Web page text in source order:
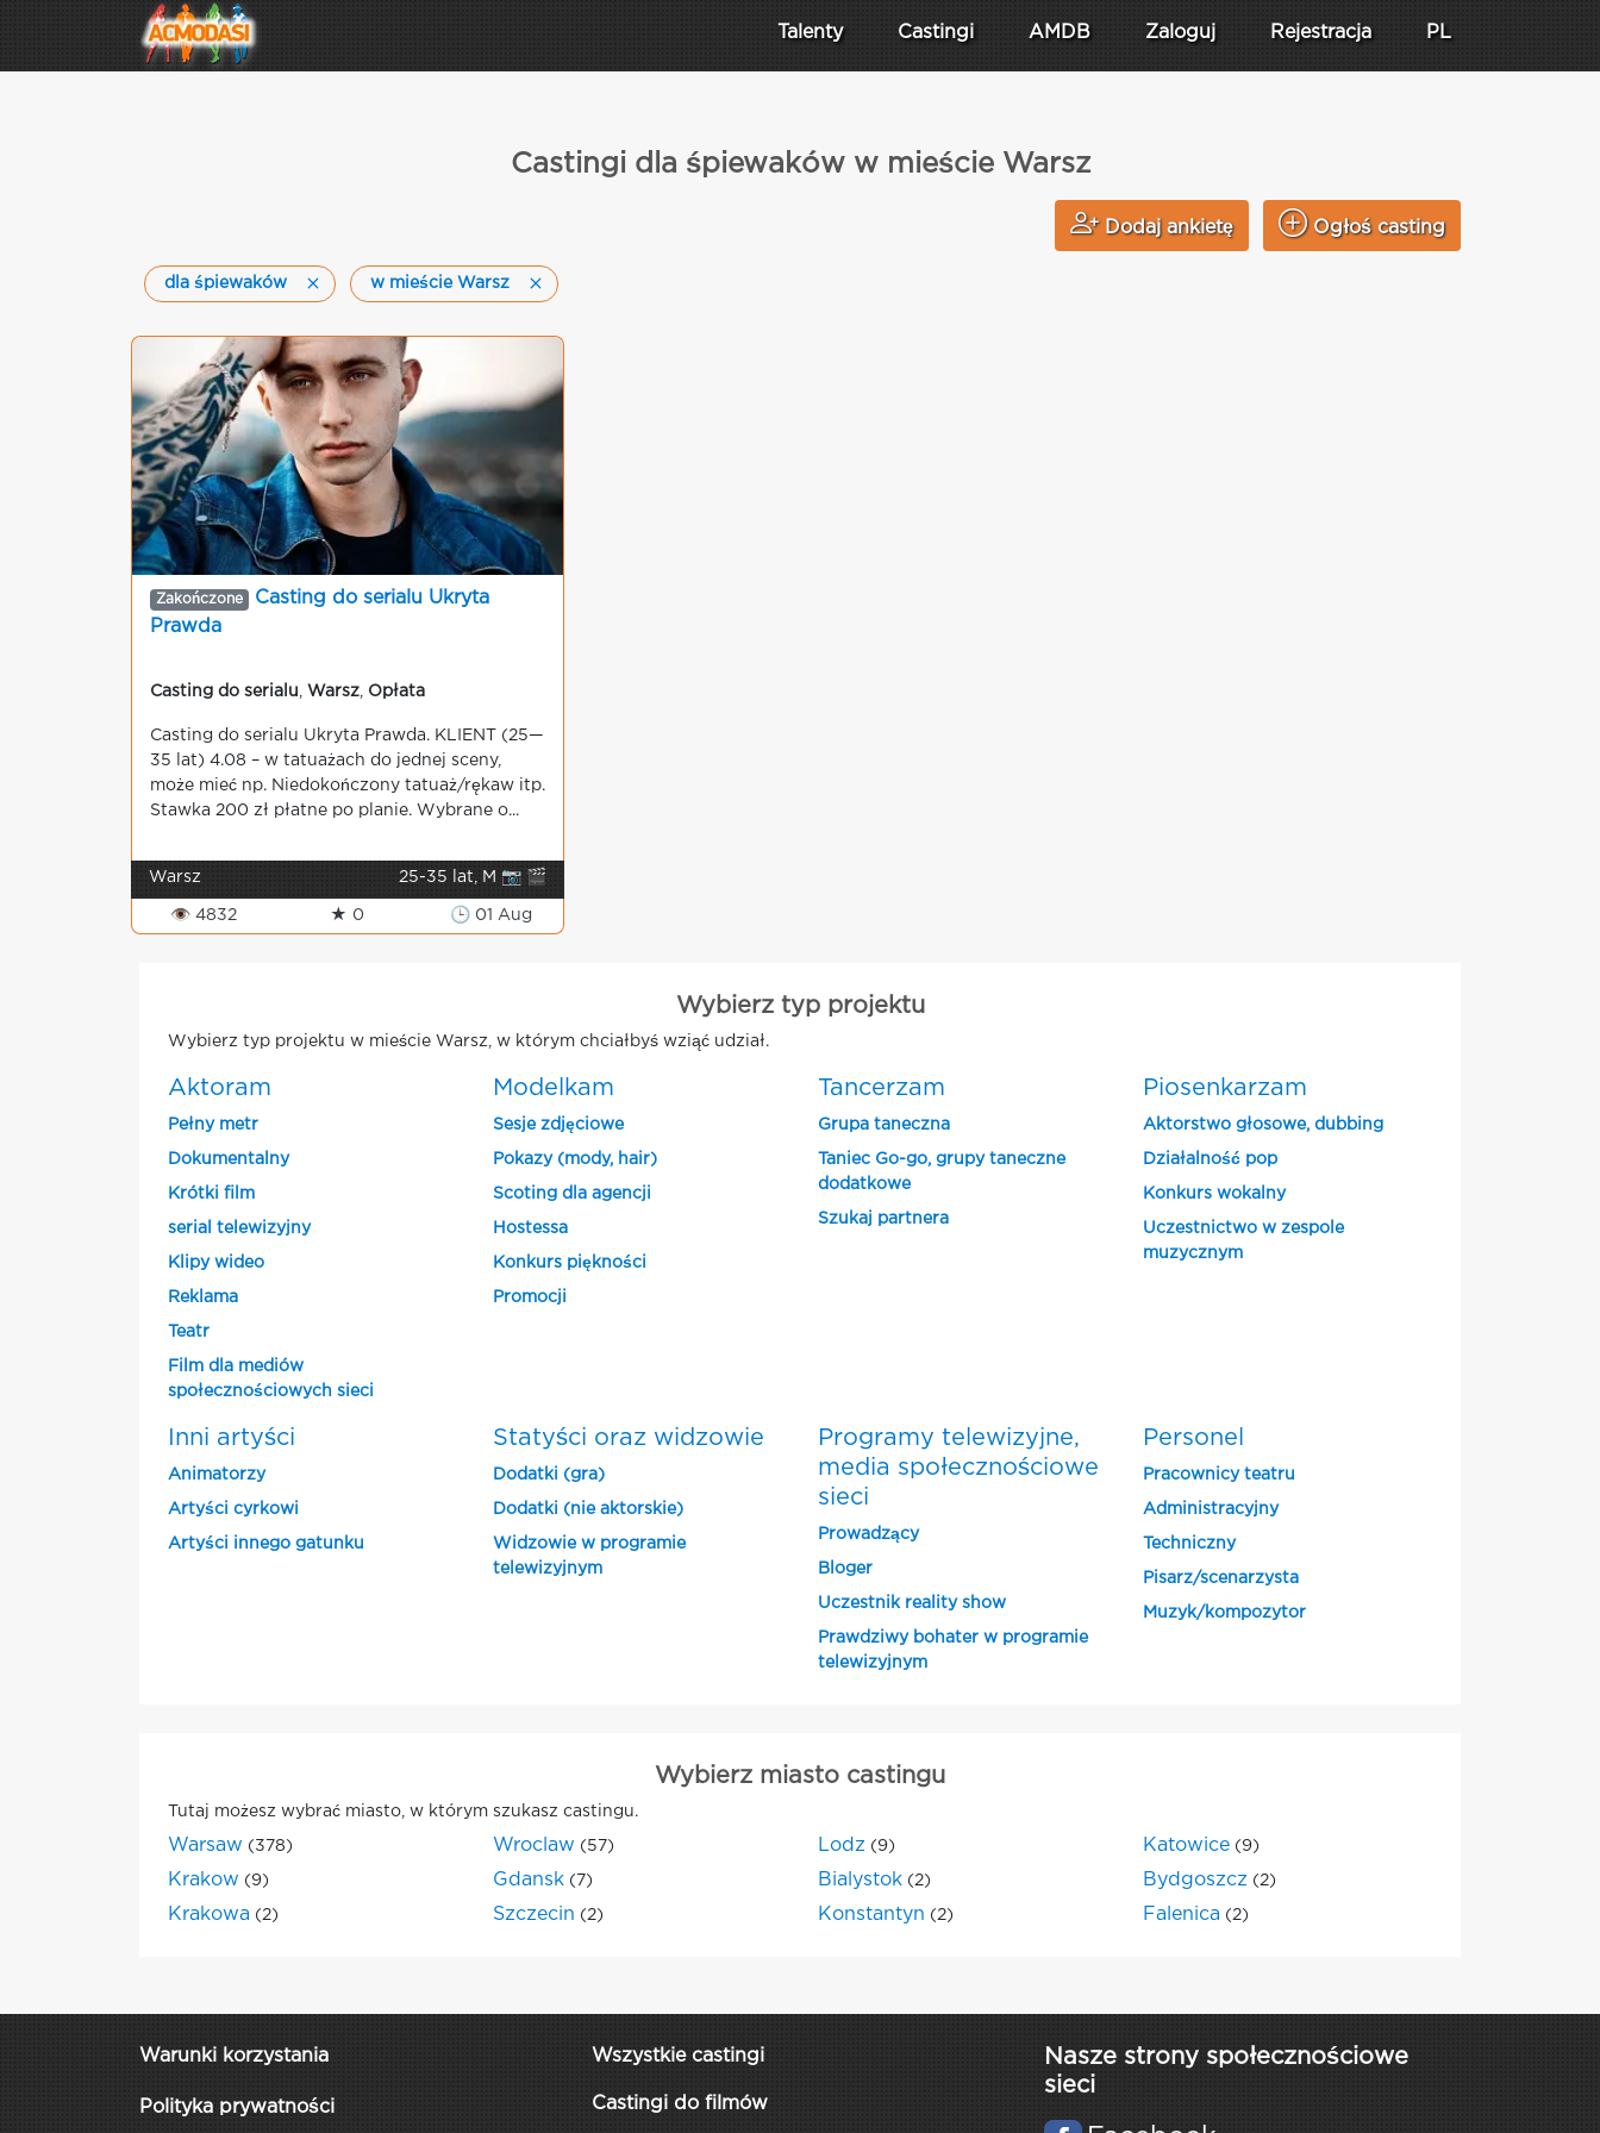
Talenty Castingi AMDB Zaloguj Rejestracja PL
Castingi dla śpiewaków w mieście Warsz
Dodaj ankietę Ogłoś casting
dla śpiewaków w mieście Warsz
Zakończone
Casting do serialu Ukryta
Prawda
Casting do serialu Warsz Opłata
Casting do serialu Ukryta Prawda. KLIENT (25—
35 lat) 4.08 – w tatuażach do jednej sceny,
może mieć np. Niedokończony tatuaż/rękaw itp.
Stawka 200 zł płatne po planie. Wybrane o...
Warsz 25-35 lat, M 📷 🎬
👁 4832 ★ 0 🕒 01 Aug
Wybierz typ projektu
Wybierz typ projektu w mieście Warsz, w którym chciałbyś wziąć udział.
Aktoram
Pełny metr
Dokumentalny
Krótki film
serial telewizyjny
Klipy wideo
Reklama
Teatr
Film dla mediów
społecznościowych sieci
Modelkam
Sesje zdjęciowe
Pokazy (mody, hair)
Scoting dla agencji
Hostessa
Konkurs piękności
Promocji
Tancerzam
Grupa taneczna
Taniec Go-go, grupy taneczne
dodatkowe
Szukaj partnera
Piosenkarzam
Aktorstwo głosowe, dubbing
Działalność pop
Konkurs wokalny
Uczestnictwo w zespole
muzycznym
Inni artyści
Animatorzy
Artyści cyrkowi
Artyści innego gatunku
Statyści oraz widzowie
Dodatki (gra)
Dodatki (nie aktorskie)
Widzowie w programie
telewizyjnym
Programy telewizyjne,
media społecznościowe
sieci
Prowadzący
Bloger
Uczestnik reality show
Prawdziwy bohater w programie
telewizyjnym
Personel
Pracownicy teatru
Administracyjny
Techniczny
Pisarz/scenarzysta
Muzyk/kompozytor
Wybierz miasto castingu
Tutaj możesz wybrać miasto, w którym szukasz castingu.
Warsaw (378) Wroclaw (57) Lodz (9) Katowice (9)
Krakow (9) Gdansk (7) Bialystok (2) Bydgoszcz (2)
Krakowa (2) Szczecin (2) Konstantyn (2) Falenica (2)
Warunki korzystania
Polityka prywatności
Wszystkie castingi
Castingi do filmów
Nasze strony społecznościowe
sieci